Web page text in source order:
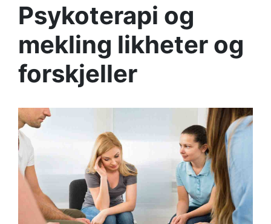
Psykoterapi og
mekling likheter og
forskjeller